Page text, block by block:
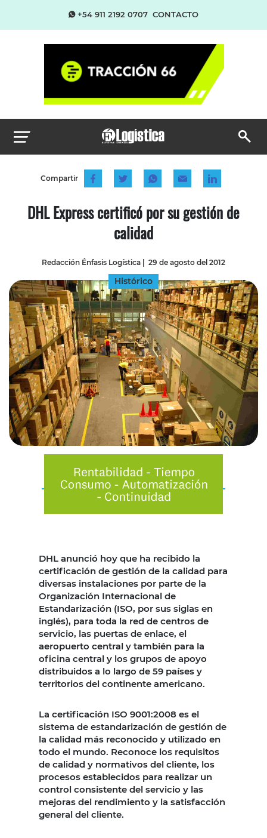
+54 911 2192 0707 CONTACTO
Compartir
DHL Express certificó por su gestión de
calidad
Redacción Énfasis Logística | 29 de agosto del 2012
Histórico
DHL anunció hoy que ha recibido la
certificación de gestión de la calidad para
diversas instalaciones por parte de la
Organización Internacional de
Estandarización (ISO, por sus siglas en
inglés), para toda la red de centros de
servicio, las puertas de enlace, el
aeropuerto central y también para la
oficina central y los grupos de apoyo
distribuidos a lo largo de 59 países y
territorios del continente americano.
La certificación ISO 9001:2008 es el
sistema de estandarización de gestión de
la calidad más reconocido y utilizado en
todo el mundo. Reconoce los requisitos
de calidad y normativos del cliente, los
procesos establecidos para realizar un
control consistente del servicio y las
mejoras del rendimiento y la satisfacción
general del cliente.